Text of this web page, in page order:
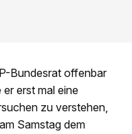
Bundesrat offenbar
erst mal eine
zu verstehen,
Samstag dem